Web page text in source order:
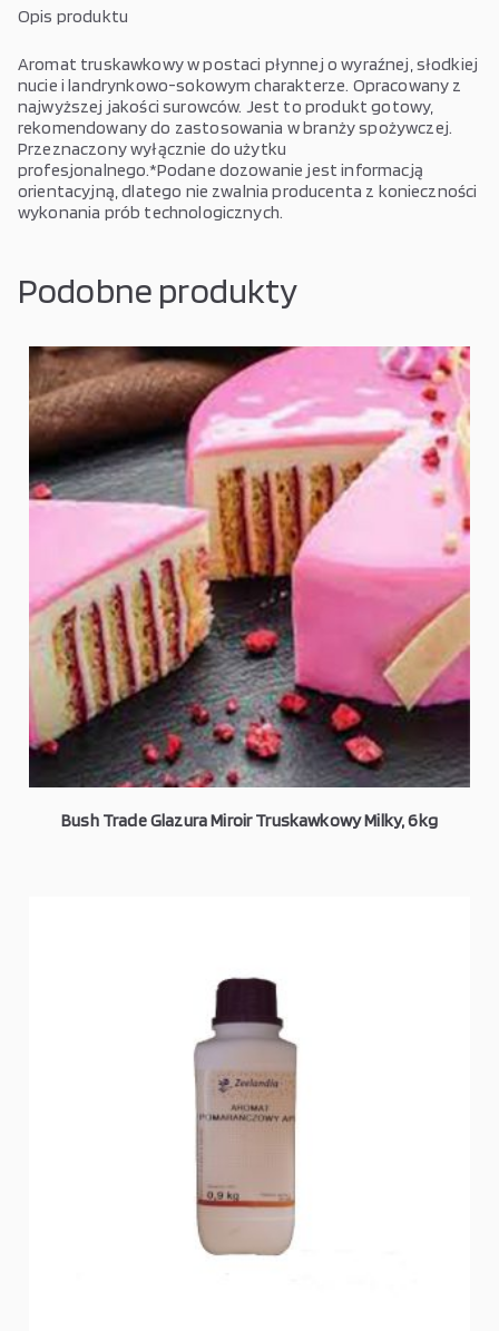
Opis produktu
Aromat truskawkowy w postaci płynnej o wyraźnej, słodkiej
nucie i landrynkowo-sokowym charakterze. Opracowany z
najwyższej jakości surowców. Jest to produkt gotowy,
rekomendowany do zastosowania w branży spożywczej.
Przeznaczony wyłącznie do użytku
profesjonalnego.*Podane dozowanie jest informacją
orientacyjną, dlatego nie zwalnia producenta z konieczności
wykonania prób technologicznych.
Podobne produkty
Bush Trade Glazura Miroir Truskawkowy Milky, 6kg